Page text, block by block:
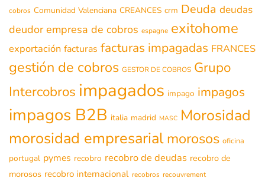
cobros Comunidad Valenciana CREANCES crm Deuda deudas
deudor empresa de cobros espagne exitohome
exportación facturas facturas impagadas FRANCES
gestión de cobros GESTOR DE COBROS Grupo
Intercobros impagados impago impagos
impagos B2B italia madrid MASC Morosidad
morosidad empresarialmorosos oficina
portugal pymes recobro recobro de deudas recobro de
morosos recobro internacional recobros recouvrement